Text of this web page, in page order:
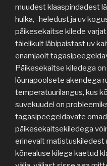
muudest klaaspindadest
hulka, -heledust ja uv
päikesekaitse kilede
täielikult läbipaistast uv
enamjaolt
Päikesekaitse kiledega
lõunapoolsete akendega
temperatuurilangus, kus
suvekuudel on
tagasipeegeldavate
päikesekaitsekiledega
erinevalt matistuskiledest
kõnealuse kilega kaetud